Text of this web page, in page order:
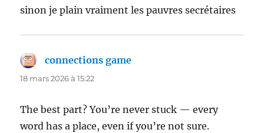
sinon je plain vraiment les pauvres secrétaires
connections game
18 mars 2026 à 15:22
The best part? You’re never stuck — every
word has a place, even if you’re not sure.